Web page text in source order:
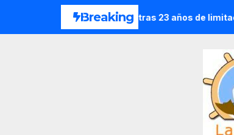
Breaking
catarata congénita tras 23 años de limitación visual